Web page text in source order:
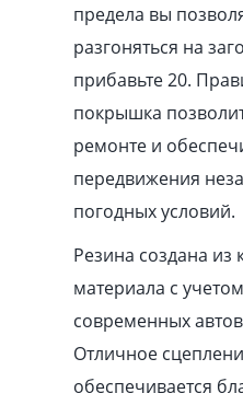
предела вы
разгоняться на
прибавьте 20.
покрышка
ремонте и
передвижения
погодных условий.
Резина создана из
материала с
современных
Отличное
обеспечивается